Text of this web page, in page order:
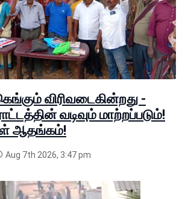
விரிவடைகின்றது -
வடிவும் மாற்றப்படும்!
ஆதங்கம்!
Aug 7th 2026, 3:47 pm